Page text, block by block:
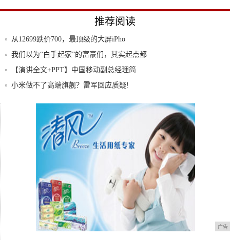
推荐阅读
从12699跌价700，最顶级的大屏iPho
我们以为“白手起家”的富豪们，其实起点都
比我
【演讲全文+PPT】中国移动副总经理简
勤：5
小米做不了高端旗舰？雷军回应质疑!
松鼠AI创始人栗浩洋：全员工资3.5折 核心
广告